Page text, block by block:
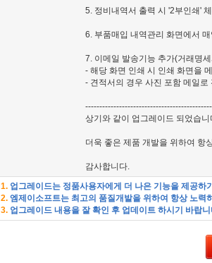
5. 정비내역서 출력 시 '2부인쇄'
6. 부품매입 내역관리 화면에서
7. 이메일 발송기능 추가(거래명
- 해당 화면 인쇄 시 인쇄 화면을
- 견적서의 경우 사진 포함 메일
상기와 같이 업그레이드 되었습니
더욱 좋은 제품 개발을 위하여 항
감사합니다.
1. 업그레이드는 정품사용자에게 더 나은 기능을 제공하
2. 엠제이소프트는 최고의 품질개발을 위하여 항상 노력
3. 업그레이드 내용을 잘 확인 후 업데이트 하시기 바랍